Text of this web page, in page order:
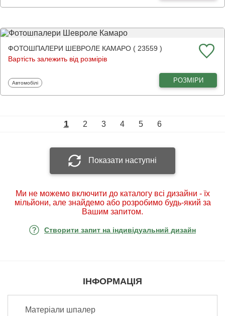
ФОТОШПАЛЕРИ ШЕВРОЛЕ КАМАРО ( 23559 )
Вартість залежить від розмірів
Фотошпалери
Автомобілі РОЗМІРИ
1 2 3 4 5 6
Показати наступні
Ми не можемо включити до каталогу всі дизайни - їх
мільйони, але знайдемо або розробимо будь-який за
Вашим запитом.
Створити запит на індивідуальний дизайн
ІНФОРМАЦІЯ
Матеріали шпалер